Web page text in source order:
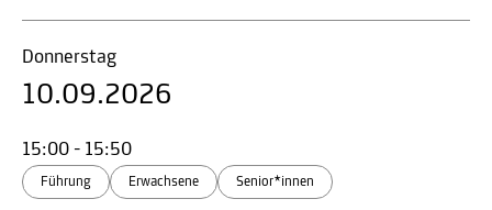
Donnerstag
10.09.2026
15:00 - 15:50
Führung Erwachsene Senior*innen